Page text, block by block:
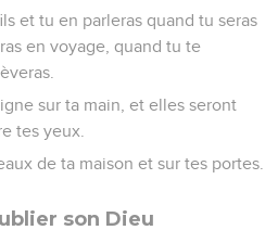
et tu en parleras quand tu seras
en voyage, quand tu te
sur ta main, et elles seront
tes yeux.
de ta maison et sur tes portes.
son Dieu